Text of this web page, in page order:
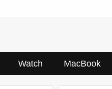
Watch MacBook